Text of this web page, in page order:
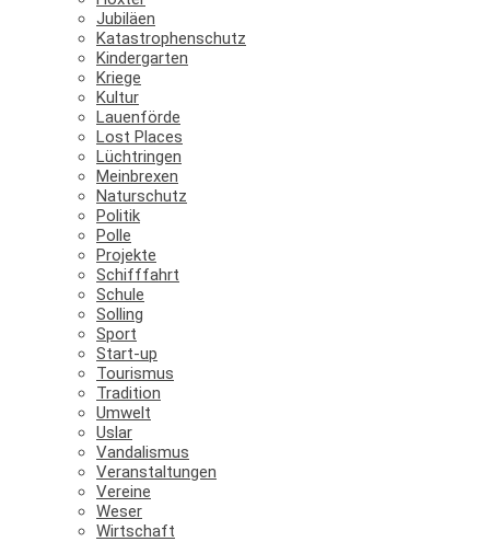
Jubiläen
Katastrophenschutz
Kindergarten
Kriege
Kultur
Lauenförde
Lost Places
Lüchtringen
Meinbrexen
Naturschutz
Politik
Polle
Projekte
Schifffahrt
Schule
Solling
Sport
Start-up
Tourismus
Tradition
Umwelt
Uslar
Vandalismus
Veranstaltungen
Vereine
Weser
Wirtschaft